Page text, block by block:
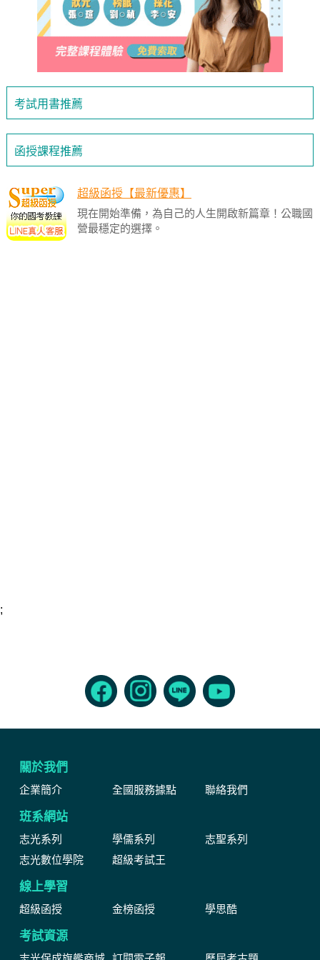
考試用書推薦
函授課程推薦
超級函授【最新優惠】
現在開始準備，為自己的人生開啟新篇章！公職國
營最穩定的選擇。
;
關於我們
企業簡介 全國服務據點 聯絡我們
班系網站
志光系列 學儒系列
志聖系列
志光數位學院
超級考試王
線上學習
超級函授 金榜函授 學思酷
考試資源